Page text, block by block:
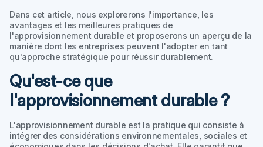
Dans cet article, nous explorerons l'importance, les
avantages et les meilleures pratiques de
l'approvisionnement durable et proposerons un aperçu de la
manière dont les entreprises peuvent l'adopter en tant
qu'approche stratégique pour réussir durablement.
Qu'est-ce que
l'approvisionnement durable ?
L'approvisionnement durable est la pratique qui consiste à
intégrer des considérations environnementales, sociales et